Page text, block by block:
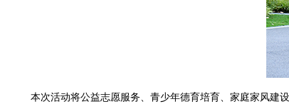
本次活动将公益志愿服务、青少年德育培育、家庭家风建